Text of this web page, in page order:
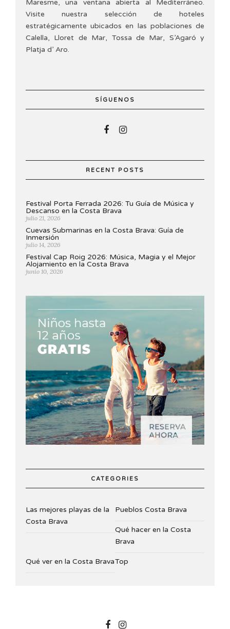
Maresme, una ventana abierta al Mediterráneo.
Visite nuestra selección de hoteles
estratégicamente ubicados en las poblaciones de
Calella, Lloret de Mar, Tossa de Mar, S’Agaró y
Platja d’ Aro.
SÍGUENOS
RECENT POSTS
Festival Porta Ferrada 2026: Tu Guía de Música y
Descanso en la Costa Brava
julio 21, 2026
Cuevas Submarinas en la Costa Brava: Guía de
Inmersión
julio 14, 2026
Festival Cap Roig 2026: Música, Magia y el Mejor
Alojamiento en la Costa Brava
junio 10, 2026
CATEGORIES
Las mejores playas de la
Costa Brava
Pueblos Costa Brava
Qué hacer en la Costa
Brava
Qué ver en la Costa BravaTop